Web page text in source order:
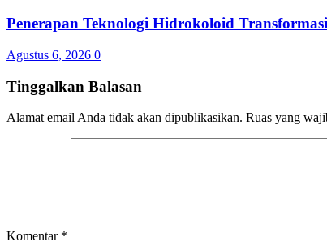
Penerapan Teknologi Hidrokoloid
Agustus 6, 2026 0
Tinggalkan Balasan
Alamat email Anda tidak akan dipublikasikan. Ruas yang
Komentar *